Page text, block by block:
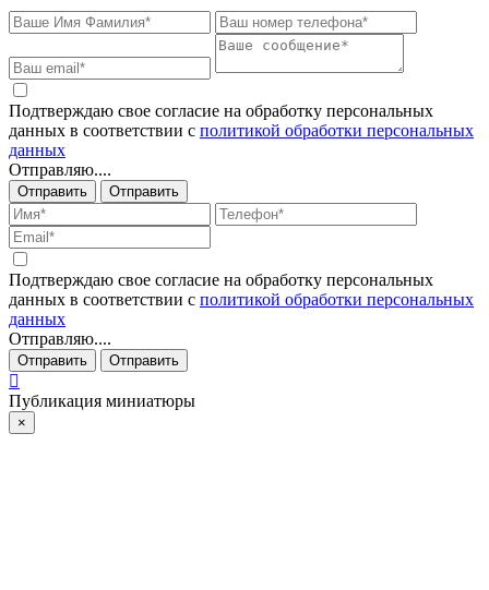
Подтверждаю свое согласие на обработку персональных
данных в соответствии с политикой обработки персональных
данных
Отправляю....
Отправить Отправить
Подтверждаю свое согласие на обработку персональных
данных в соответствии с политикой обработки персональных
данных
Отправляю....
Отправить Отправить
Публикация миниатюры
×